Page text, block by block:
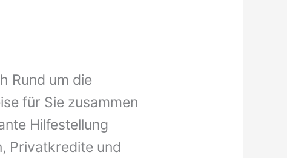
Rund um die
für Sie zusammen
Hilfestellung
Privatkredite und